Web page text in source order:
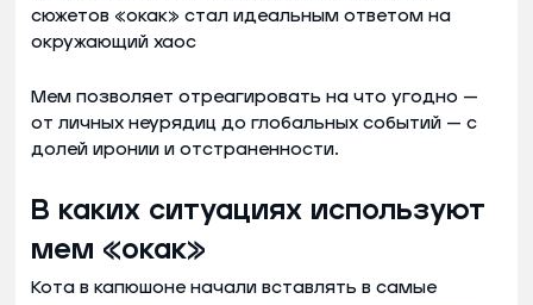
сюжетов «окак» стал идеальным ответом на
окружающий хаос
Мем позволяет отреагировать на что угодно —
от личных неурядиц до глобальных событий — с
долей иронии и отстраненности.
В каких ситуациях используют
мем «окак»
Кота в капюшоне начали вставлять в самые